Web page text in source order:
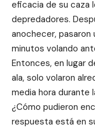
eficacia de su caza
depredadores.
anochecer,
minutos volando
Entonces, en lugar
ala, solo volaron
media hora durante
¿Cómo pudieron
respuesta está en